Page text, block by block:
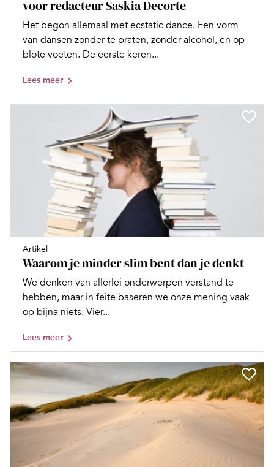
voor redacteur Saskia Decorte
Het begon allemaal met ecstatic dance. Een vorm
van dansen zonder te praten, zonder alcohol, en op
blote voeten. De eerste keren...
Lees meer
Artikel
Waarom je minder slim bent dan je denkt
We denken van allerlei onderwerpen verstand te
hebben, maar in feite baseren we onze mening vaak
op bijna niets. Vier...
Lees meer